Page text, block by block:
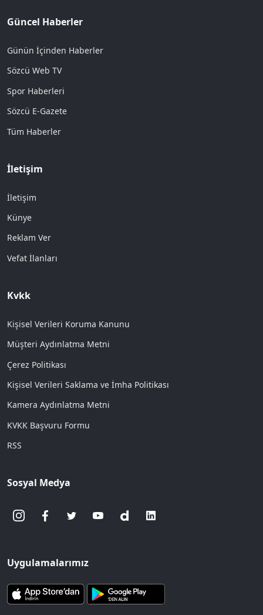
Güncel Haberler
Günün İçinden Haberler
Sözcü Web TV
Spor Haberleri
Sözcü E-Gazete
Tüm Haberler
İletişim
İletişim
Künye
Reklam Ver
Vefat İlanları
Kvkk
Kişisel Verileri Koruma Kanunu
Müşteri Aydınlatma Metni
Çerez Politikası
Kişisel Verileri Saklama ve İmha Politikası
Kamera Aydınlatma Metni
KVKK Başvuru Formu
RSS
Sosyal Medya
Uygulamalarımız